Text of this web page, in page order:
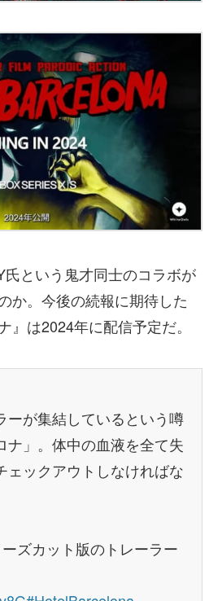
という鬼才同士のコラボが
か。今後の続報に期待した
』は2024年に配信予定だ。
ーが集結しているという噂
ナ」。体中の血液を全て失
ェックアウトしなければな
ーズカット版のトレーラー